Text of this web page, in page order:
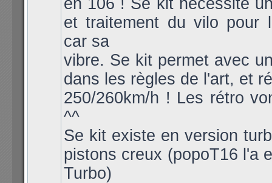
en 106 ! Se kit nécessite
et traitement du vilo pour
car sa
vibre. Se kit permet avec
dans les règles de l'art, et
250/260km/h ! Les rétro
^^
Se kit existe en version
pistons creux (popoT16 l'a
Turbo)